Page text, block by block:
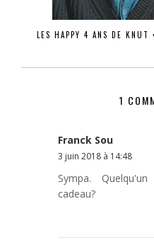
LES HAPPY 4 ANS DE
1
Franck Sou
3 juin 2018 à 14:48
Sympa.
cadeau?